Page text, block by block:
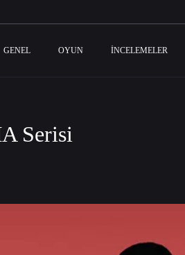
GENEL OYUN İNCELEMELER
Serisi